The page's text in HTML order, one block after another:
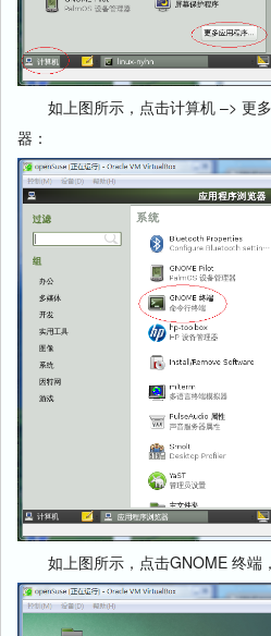
如上图所示，点击计算机 –> 更
器：
如上图所示，点击GNOME 终端